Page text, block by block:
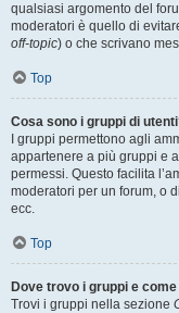
qualsiasi argomento del
moderatori è quello di
off-topic) o che scrivano
Top
Cosa sono i gruppi di
I gruppi permettono agli
appartenere a più gruppi e
permessi. Questo facilita
moderatori per un forum, o
ecc.
Top
Dove trovo i gruppi e
Trovi i gruppi nella sezione